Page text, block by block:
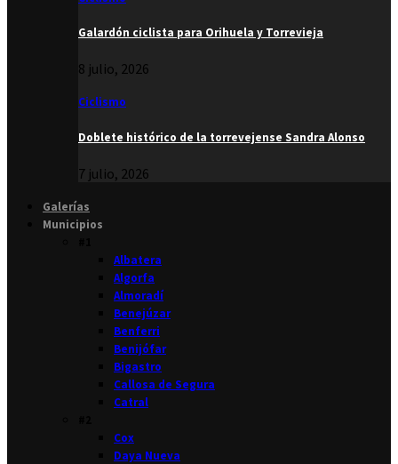
Galardón ciclista para Orihuela y Torrevieja
8 julio, 2026
Ciclismo
Doblete histórico de la torrevejense Sandra Alonso
7 julio, 2026
Galerías
Municipios
Albatera
Algorfa
Almoradí
Benejúzar
Benferri
Benijófar
Bigastro
Callosa de Segura
Catral
Cox
Daya Nueva